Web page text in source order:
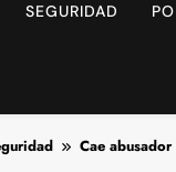
SEGURIDAD
Cae